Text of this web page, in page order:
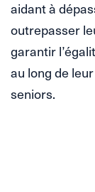
aidant à
outrepasser
garantir
au long de
seniors.